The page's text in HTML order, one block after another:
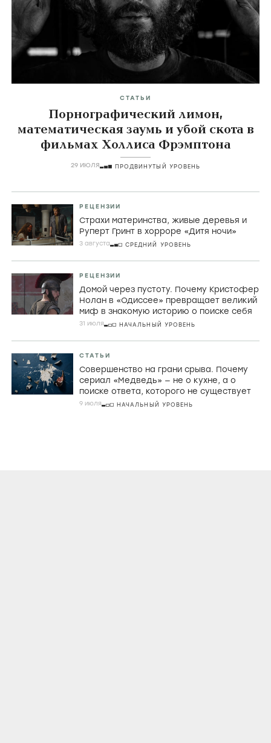
СТАТЬИ
Порнографический лимон,
математическая заумь и убой скота в
фильмах Холлиса Фрэмптона
29 ИЮЛЯ ПРОДВИНУТЫЙ УРОВЕНЬ
РЕЦЕНЗИИ
Страхи материнства, живые деревья и
Руперт Гринт в хорроре «Дитя ночи»
3 августа СРЕДНИЙ УРОВЕНЬ
РЕЦЕНЗИИ
Домой через пустоту. Почему Кристофер
Нолан в «Одиссее» превращает великий
миф в знакомую историю о поиске себя
31 июля НАЧАЛЬНЫЙ УРОВЕНЬ
СТАТЬИ
Совершенство на грани срыва. Почему
сериал «Медведь» — не о кухне, а о
поиске ответа, которого не существует
9 июля НАЧАЛЬНЫЙ УРОВЕНЬ